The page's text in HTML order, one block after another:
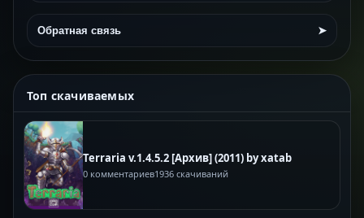
Обратная связь ➤
Топ скачиваемых
Terraria v.1.4.5.2 [Архив] (2011) by xatab
0 комментариев1936 скачиваний